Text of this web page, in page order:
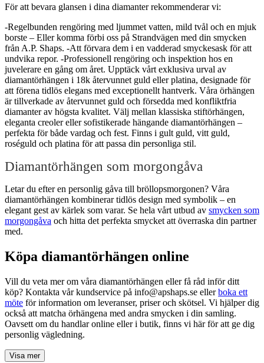
För att bevara glansen i dina diamanter rekommenderar vi:
-Regelbunden rengöring med ljummet vatten, mild tvål och en mjuk
borste – Eller komma förbi oss på Strandvägen med din smycken
från A.P. Shaps. -Att förvara dem i en vadderad smyckesask för att
undvika repor. -Professionell rengöring och inspektion hos en
juvelerare en gång om året. Upptäck vårt exklusiva urval av
diamantörhängen i 18k återvunnet guld eller platina, designade för
att förena tidlös elegans med exceptionellt hantverk. Våra örhängen
är tillverkade av återvunnet guld och försedda med konfliktfria
diamanter av högsta kvalitet. Välj mellan klassiska stiftörhängen,
eleganta creoler eller sofistikerade hängande diamantörhängen –
perfekta för både vardag och fest. Finns i gult guld, vitt guld,
roséguld och platina för att passa din personliga stil.
Diamantörhängen som morgongåva
Letar du efter en personlig gåva till bröllopsmorgonen? Våra
diamantörhängen kombinerar tidlös design med symbolik – en
elegant gest av kärlek som varar. Se hela vårt utbud av smycken som
morgongåva och hitta det perfekta smycket att överraska din partner
med.
Köpa diamantörhängen online
Vill du veta mer om våra diamantörhängen eller få råd inför ditt
köp? Kontakta vår kundservice på info@apshaps.se ellerboka ett
möte för information om leveranser, priser och skötsel. Vi hjälper dig
också att matcha örhängena med andra smycken i din samling.
Oavsett om du handlar online eller i butik, finns vi här för att ge dig
personlig vägledning.
Visa mer